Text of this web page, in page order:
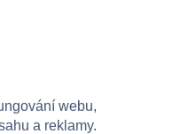
webu,
a reklamy.